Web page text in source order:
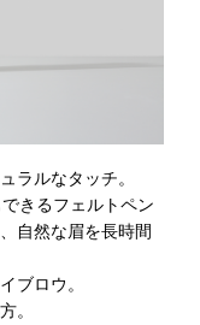
ラルなタッチ。
きるフェルトペン
自然な眉を長時間
ブロウ。
。